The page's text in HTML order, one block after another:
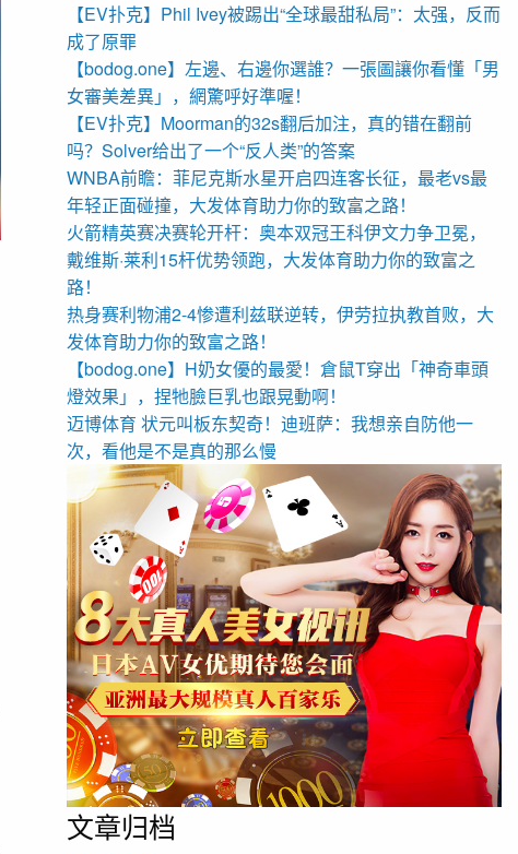
【EV扑克】Phil Ivey被踢出“全球最甜私局”：太强，反而
成了原罪
【bodog.one】左邊、右邊你選誰？一張圖讓你看懂「男
女審美差異」，網驚呼好準喔！
【EV扑克】Moorman的32s翻后加注，真的错在翻前
吗？Solver给出了一个“反人类”的答案
WNBA前瞻：菲尼克斯水星开启四连客长征，最老vs最
年轻正面碰撞，大发体育助力你的致富之路！
火箭精英赛决赛轮开杆：奥本双冠王科伊文力争卫冕，
戴维斯·莱利15杆优势领跑，大发体育助力你的致富之
路！
热身赛利物浦2-4惨遭利兹联逆转，伊劳拉执教首败，大
发体育助力你的致富之路！
【bodog.one】H奶女優的最愛！倉鼠T穿出「神奇車頭
燈效果」，捏牠臉巨乳也跟晃動啊！
迈博体育 状元叫板东契奇！迪班萨：我想亲自防他一
次，看他是不是真的那么慢
文章归档